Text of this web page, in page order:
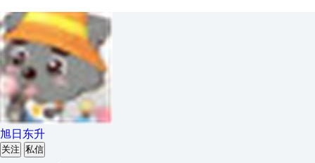
旭日东升
关注 私信